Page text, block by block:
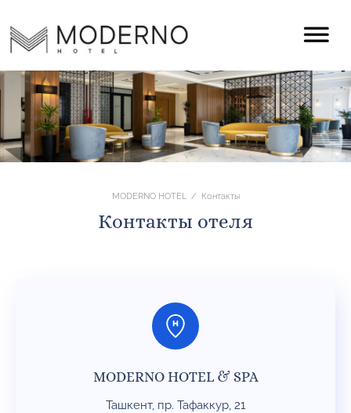
MODERNO HOTEL / Контакты
Контакты отеля
MODERNO HOTEL & SPA
Ташкент, пр. Тафаккур, 21